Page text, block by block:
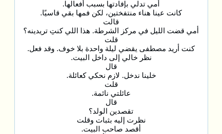
أمي تدلي بإفادتها بسبب أفعالها.
كانت عينا هناء منتفختين، لكن فمها بقي قاسيًا.
قالت
أمي قضت الليل في مركز الشرطة. هذا اللي كنتِ تريدينه؟
قلت
كنت أريد مصطفى يقضي ليلة واحدة بلا خوف. وقد فعل.
نظر خالي إلى داخل البيت.
قال
خلينا ندخل. لازم نحكي كعائلة.
قلت
عائلتي نائمة.
قال
تقصدين الولد؟
نظرت إليه بثبات وقلت
أقصد صاحب البيت.